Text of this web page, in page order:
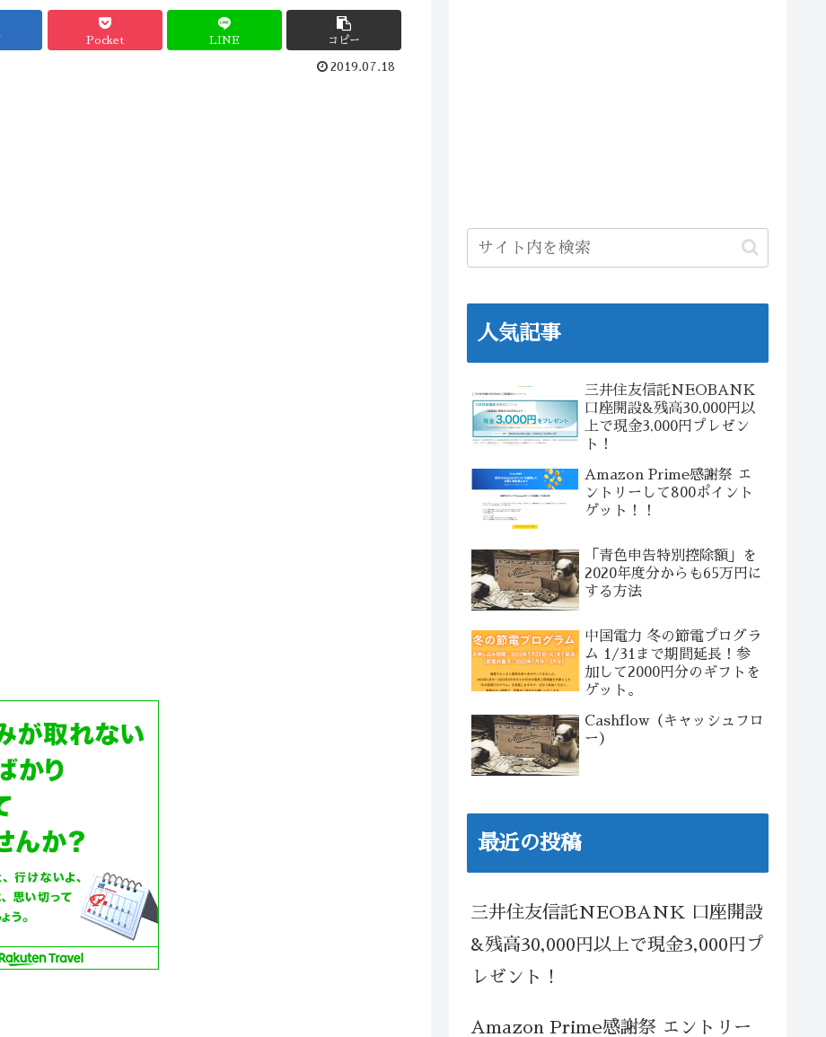
Pocket LINE コピー
2019.07.18
人気記事
三井住友信託NEOBANK
口座開設&残高30,000円以
上で現金3,000円プレゼン
ト！
Amazon Prime感謝祭 エ
ントリーして800ポイント
ゲット！！
「青色申告特別控除額」を
2020年度分からも65万円に
する方法
中国電力 冬の節電プログラ
ム 1/31まで期間延長！参
加して2000円分のギフトを
ゲット。
Cashflow（キャッシュフロ
ー）
最近の投稿
三井住友信託NEOBANK 口座開設
&残高30,000円以上で現金3,000円プ
レゼント！
Amazon Prime感謝祭 エントリー